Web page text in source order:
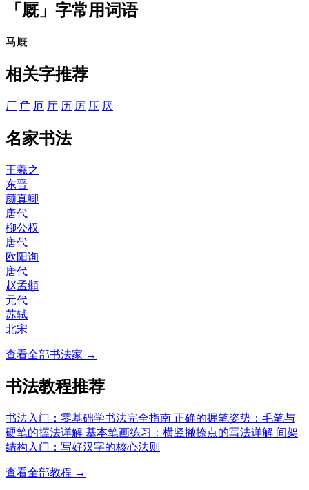
「厩」字常用词语
马厩
相关字推荐
厂 厃 厄 厅 历 厉 压 厌
名家书法
王羲之
东晋
颜真卿
唐代
柳公权
唐代
欧阳询
唐代
赵孟頫
元代
苏轼
北宋
查看全部书法家 →
书法教程推荐
书法入门：零基础学书法完全指南 正确的握笔姿势：毛笔与
硬笔的握法详解 基本笔画练习：横竖撇捺点的写法详解 间架
结构入门：写好汉字的核心法则
查看全部教程 →